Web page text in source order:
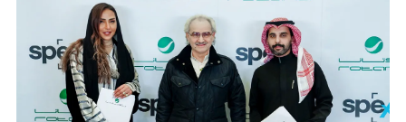
فيديو
مطبخ سيدتي
مقالات الرأي